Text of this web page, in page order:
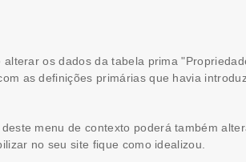
alterar os dados da tabela prima
as definições primárias que havia
menu de contexto poderá também
no seu site fique como idealizou.